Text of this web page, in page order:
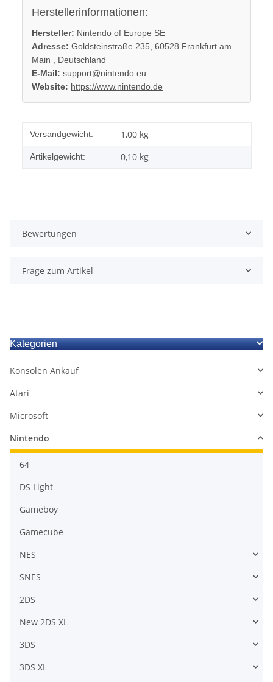
Herstellerinformationen:
Hersteller: Nintendo of Europe SE
Adresse: Goldsteinstraße 235, 60528 Frankfurt am
Main , Deutschland
E-Mail: support@nintendo.eu
Website: https://www.nintendo.de
Produkteigenschaft
Wert
Versandgewicht: 1,00 kg
Artikelgewicht: 0,10 kg
Bewertungen
Frage zum Artikel
Kategorien
Konsolen Ankauf
Atari
Microsoft
Nintendo
64
DS Light
Gameboy
Gamecube
NES
SNES
2DS
New 2DS XL
3DS
3DS XL